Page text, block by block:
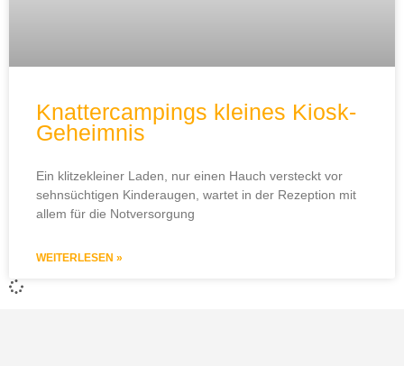
Knattercampings kleines Kiosk-
Geheimnis
Ein klitzekleiner Laden, nur einen Hauch versteckt vor
sehnsüchtigen Kinderaugen, wartet in der Rezeption mit
allem für die Notversorgung
WEITERLESEN »